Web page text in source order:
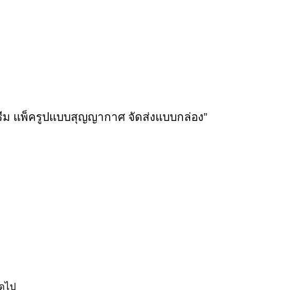
รีม แพ็ครูปแบบสุญญากาศ จัดส่งแบบกล่อง”
ไป